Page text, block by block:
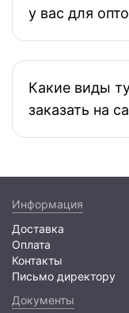
у вас для
Какие виды
заказать на
Информация
Доставка
Оплата
Контакты
Письмо директору
Документы